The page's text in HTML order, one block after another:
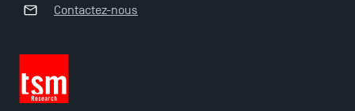
Contactez-nous